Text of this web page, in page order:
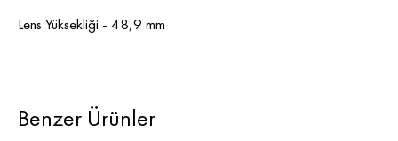
Lens Yüksekliği - 48,9 mm
Benzer Ürünler